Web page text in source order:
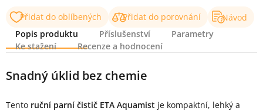
Přidat do oblíbených Přidat do porovnání
Návod
Popis produktu
Příslušenství
Parametry
Ke stažení
Recenze a hodnocení
Popis produktu
Snadný úklid bez chemie
Tento ruční parní čistič ETA Aquamist je kompaktní, lehký a